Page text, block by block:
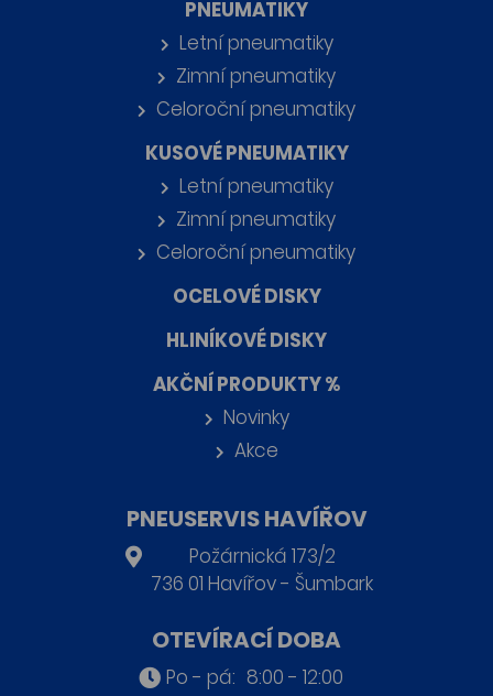
PNEUMATIKY
Letní pneumatiky
Zimní pneumatiky
Celoroční pneumatiky
KUSOVÉ PNEUMATIKY
Letní pneumatiky
Zimní pneumatiky
Celoroční pneumatiky
OCELOVÉ DISKY
HLINÍKOVÉ DISKY
AKČNÍ PRODUKTY %
Novinky
Akce
PNEUSERVIS HAVÍŘOV
Požárnická 173/2
736 01 Havířov - Šumbark
OTEVÍRACÍ DOBA
Po - pá: 8:00 - 12:00